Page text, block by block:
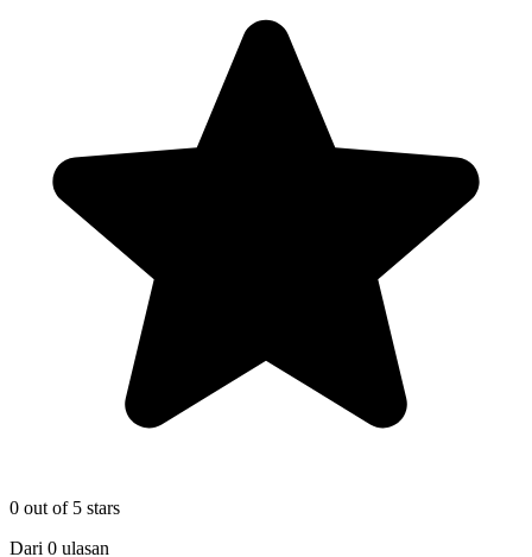
0 out of 5 stars
Dari 0 ulasan